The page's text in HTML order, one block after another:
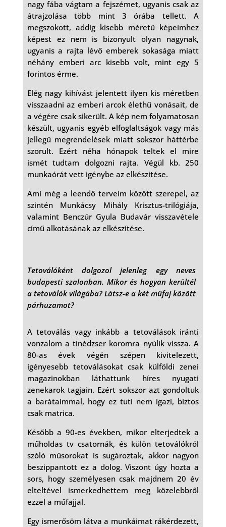
nagy fába vágtam a fejszémet, ugyanis csak az
átrajzolása több mint 3 órába tellett. A
megszokott, addig kisebb méretű képeimhez
képest ez nem is bizonyult olyan nagynak,
ugyanis a rajta lévő emberek sokasága miatt
néhány emberi arc kisebb volt, mint egy 5
forintos érme.
Elég nagy kihívást jelentett ilyen kis méretben
visszaadni az emberi arcok élethű vonásait, de
a végére csak sikerült. A kép nem folyamatosan
készült, ugyanis egyéb elfoglaltságok vagy más
jellegű megrendelések miatt sokszor háttérbe
szorult. Ezért néha hónapok teltek el mire
ismét tudtam dolgozni rajta. Végül kb. 250
munkaórát vett igénybe az elkészítése.
Ami még a leendő terveim között szerepel, az
szintén Munkácsy Mihály Krisztus-trilógiája,
valamint Benczúr Gyula Budavár visszavétele
című alkotásának az elkészítése.
Tetoválóként dolgozol jelenleg egy neves
budapesti szalonban. Mikor és hogyan kerültél
a tetoválók világába? Látsz-e a két műfaj között
párhuzamot?
A tetoválás vagy inkább a tetoválások iránti
vonzalom a tinédzser koromra nyúlik vissza. A
80-as évek végén szépen kivitelezett,
igényesebb tetoválásokat csak külföldi zenei
magazinokban láthattunk híres nyugati
zenekarok tagjain. Ezért sokszor azt gondoltuk
a barátaimmal, hogy ez tuti nem igazi, biztos
csak matrica.
Később a 90-es években, mikor elterjedtek a
műholdas tv csatornák, és külön tetoválókról
szóló műsorokat is sugároztak, akkor nagyon
beszippantott ez a dolog. Viszont úgy hozta a
sors, hogy személyesen csak majdnem 20 év
elteltével ismerkedhettem meg közelebbről
ezzel a műfajjal.
Egy ismerősöm látva a munkáimat rákérdezett,